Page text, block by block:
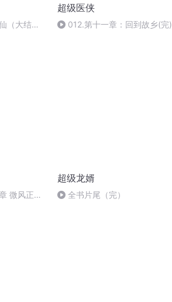
（大结
超级医侠
012.第十一章：回到故乡(完)
微风正好
超级龙婿
全书片尾（完）